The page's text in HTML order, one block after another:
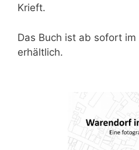
Krieft.
Das Buch ist ab sofort
erhältlich.